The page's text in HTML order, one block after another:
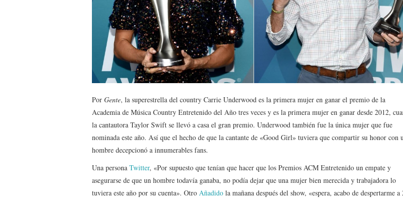
Por Gente, la superestrella del country Carrie Underwood es la primera mujer en ganar el premio de la
Academia de Música Country Entretenido del Año tres veces y es la primera mujer en ganar desde 2012,
la cantautora Taylor Swift se llevó a casa el gran premio. Underwood también fue la única mujer que fue
nominada este año. Así que el hecho de que la cantante de «Good Girl» tuviera que compartir su honor con
hombre decepcionó a innumerables fans.
Una persona Twitter, «Por supuesto que tenían que hacer que los Premios ACM Entretenido un empate y
asegurarse de que un hombre todavía ganaba, no podía dejar que una mujer bien merecida y trabajadora lo
tuviera este año por su cuenta». Otro Añadido la mañana después del show, «espera, acabo de despertarme a